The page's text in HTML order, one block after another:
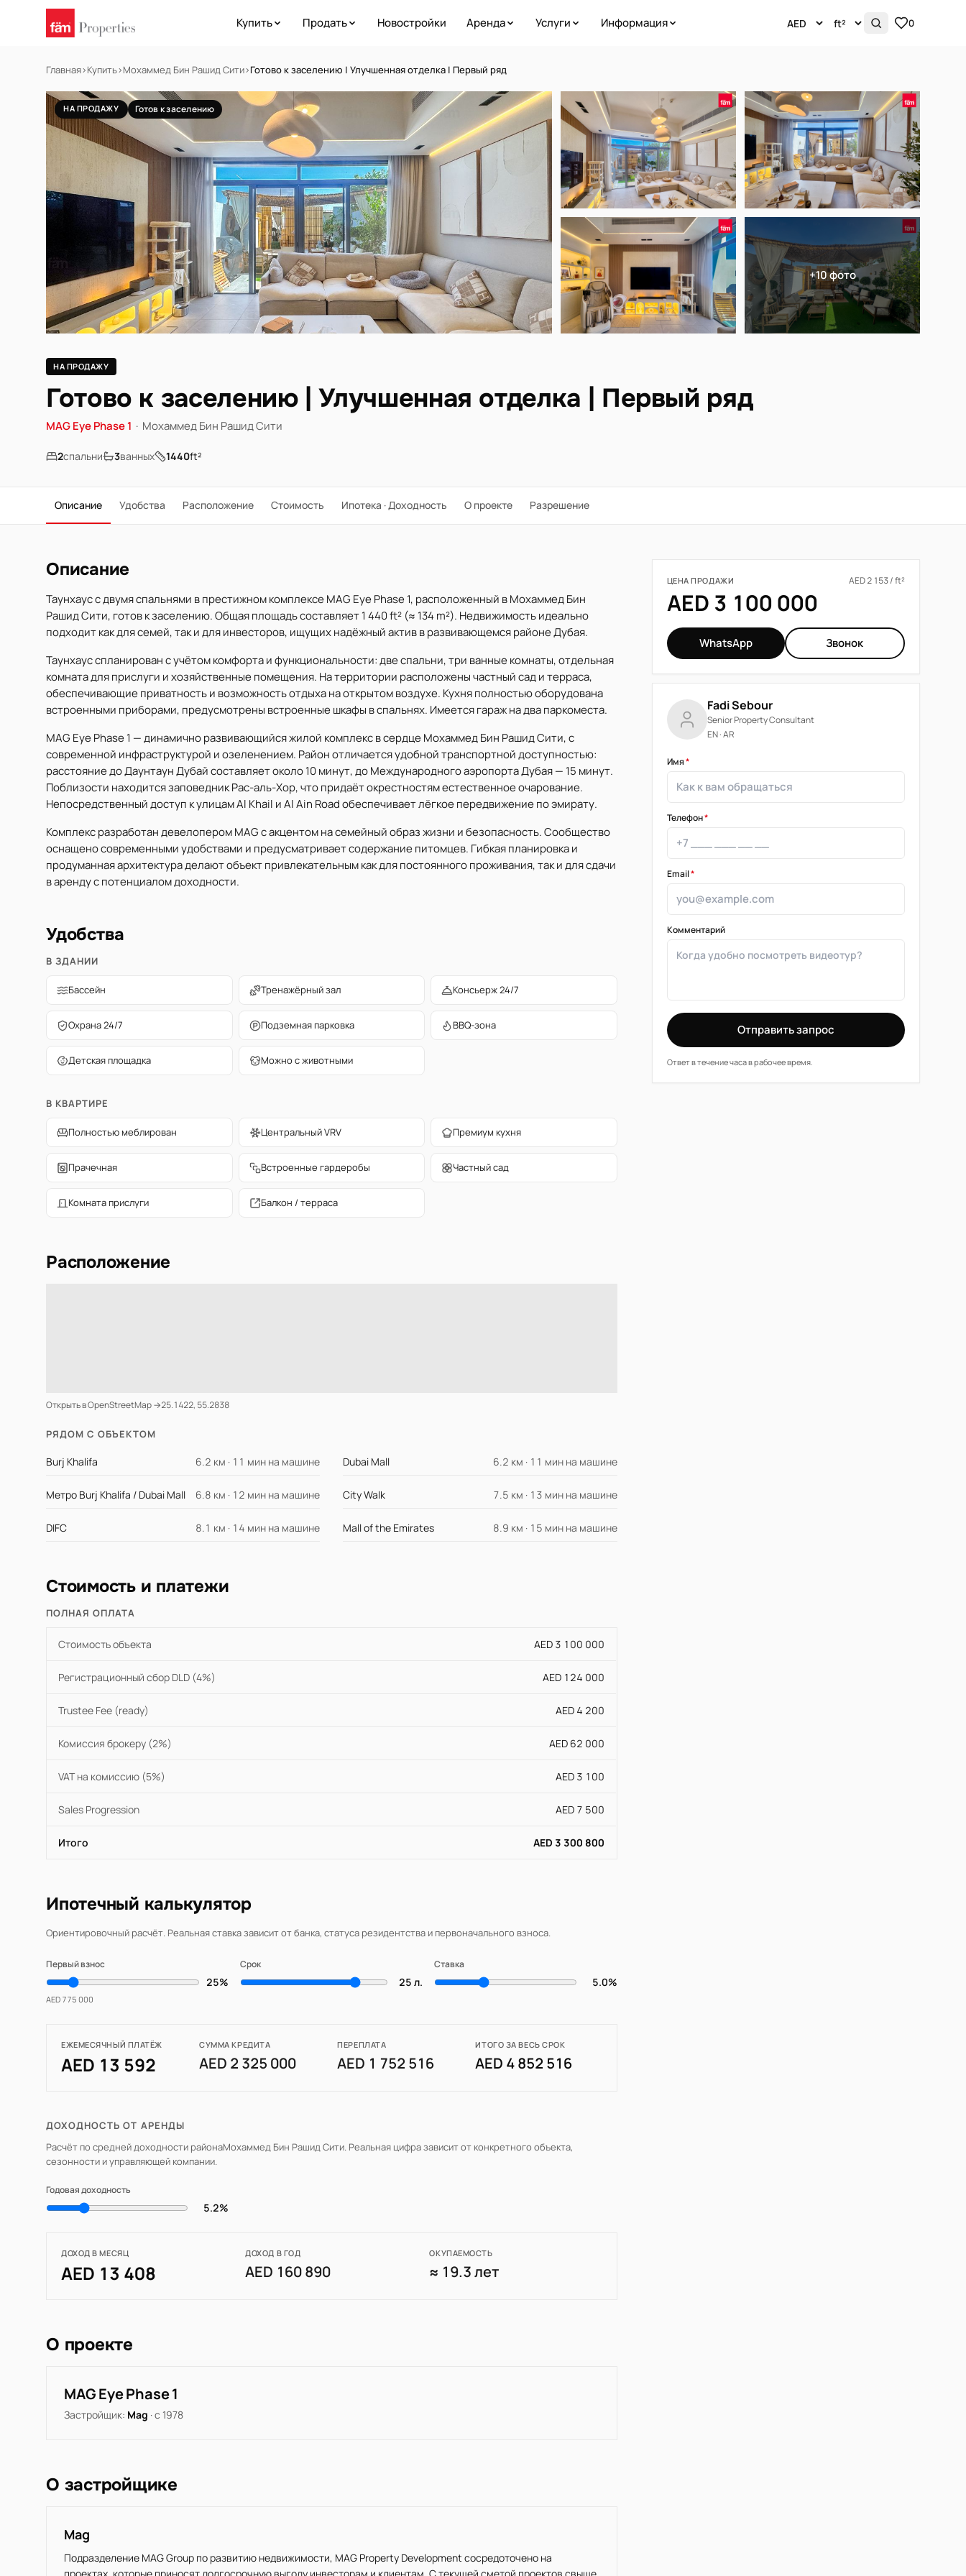
Купить Продать Новостройки Аренда Услуги Информация 0
Главная›Купить›Мохаммед Бин Рашид Сити›Готово к заселению | Улучшенная отделка | Первый ряд
НА ПРОДАЖУ Готов к заселению
+10 фото
НА ПРОДАЖУ
Готово к заселению | Улучшенная отделка | Первый ряд
MAG Eye Phase 1 · Мохаммед Бин Рашид Сити
2спальни 3ванных 1440ft²
Описание Удобства Расположение Стоимость Ипотека · Доходность О проекте Разрешение
Описание
Таунхаус с двумя спальнями в престижном комплексе MAG Eye Phase 1, расположенный в Мохаммед Бин
Рашид Сити, готов к заселению. Общая площадь составляет 1 440 ft² (≈ 134 m²). Недвижимость идеально
подходит как для семей, так и для инвесторов, ищущих надёжный актив в развивающемся районе Дубая.
Таунхаус спланирован с учётом комфорта и функциональности: две спальни, три ванные комнаты, отдельная
комната для прислуги и хозяйственные помещения. На территории расположены частный сад и терраса,
обеспечивающие приватность и возможность отдыха на открытом воздухе. Кухня полностью оборудована
встроенными приборами, предусмотрены встроенные шкафы в спальнях. Имеется гараж на два паркоместа.
MAG Eye Phase 1 — динамично развивающийся жилой комплекс в сердце Мохаммед Бин Рашид Сити, с
современной инфраструктурой и озеленением. Район отличается удобной транспортной доступностью:
расстояние до Даунтаун Дубай составляет около 10 минут, до Международного аэропорта Дубая — 15 минут.
Поблизости находится заповедник Рас-аль-Хор, что придаёт окрестностям естественное очарование.
Непосредственный доступ к улицам Al Khail и Al Ain Road обеспечивает лёгкое передвижение по эмирату.
Комплекс разработан девелопером MAG с акцентом на семейный образ жизни и безопасность. Сообщество
оснащено современными удобствами и предусматривает содержание питомцев. Гибкая планировка и
продуманная архитектура делают объект привлекательным как для постоянного проживания, так и для сдачи
в аренду с потенциалом доходности.
Удобства
В ЗДАНИИ
Бассейн Тренажёрный зал Консьерж 24/7
Охрана 24/7 Подземная парковка BBQ-зона
Детская площадка Можно с животными
В КВАРТИРЕ
Полностью меблирован Центральный VRV Премиум кухня
Прачечная Встроенные гардеробы Частный сад
Комната прислуги Балкон / терраса
Расположение
Открыть в OpenStreetMap →25.1422, 55.2838
РЯДОМ С ОБЪЕКТОМ
Burj Khalifa 6.2 км · 11 мин на машине Dubai Mall 6.2 км · 11 мин на машине
Метро Burj Khalifa / Dubai Mall 6.8 км · 12 мин на машине City Walk 7.5 км · 13 мин на машине
DIFC 8.1 км · 14 мин на машине Mall of the Emirates 8.9 км · 15 мин на машине
Стоимость и платежи
ПОЛНАЯ ОПЛАТА
Стоимость объекта AED 3 100 000
Регистрационный сбор DLD (4%) AED 124 000
Trustee Fee (ready) AED 4 200
Комиссия брокеру (2%) AED 62 000
VAT на комиссию (5%) AED 3 100
Sales Progression AED 7 500
Итого AED 3 300 800
Ипотечный калькулятор
Ориентировочный расчёт. Реальная ставка зависит от банка, статуса резидентства и первоначального взноса.
Первый взнос
25%
AED 775 000
Срок
25 л.
Ставка
5.0%
ЕЖЕМЕСЯЧНЫЙ ПЛАТЁЖ
AED 13 592
СУММА КРЕДИТА
AED 2 325 000
ПЕРЕПЛАТА
AED 1 752 516
ИТОГО ЗА ВЕСЬ СРОК
AED 4 852 516
ДОХОДНОСТЬ ОТ АРЕНДЫ
Расчёт по средней доходности районаМохаммед Бин Рашид Сити. Реальная цифра зависит от конкретного объекта,
сезонности и управляющей компании.
Годовая доходность
5.2%
ДОХОД В МЕСЯЦ
AED 13 408
ДОХОД В ГОД
AED 160 890
ОКУПАЕМОСТЬ
≈ 19.3 лет
О проекте
MAG Eye Phase 1
Застройщик: Mag · с 1978
О застройщике
Mag
Подразделение MAG Group по развитию недвижимости, MAG Property Development сосредоточено на
ЦЕНА ПРОДАЖИ AED 2 153 / ft²
AED 3 100 000
WhatsApp Звонок
Fadi Sebour
Senior Property Consultant
EN · AR
Имя*
Телефон*
Email*
Комментарий
Отправить запрос
Ответ в течение часа в рабочее время.